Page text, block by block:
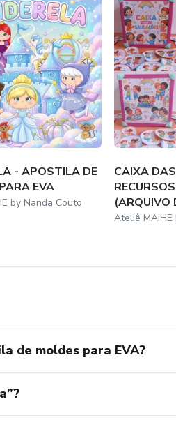
você aprende a transformar
quem ama.
- APOSTILA DE
EVA
by Nanda Couto
CAIXA
(ARQUIVO
Ateliê MAiHE
de moldes para EVA?